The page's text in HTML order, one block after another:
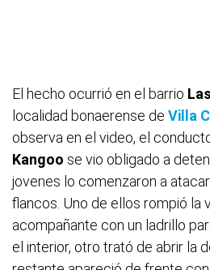
El hecho ocurrió en el barrio
localidad bonaerense de Villa
observa en el video, el
Kangoo se vio obligado a
jovenes lo comenzaron a
flancos. Uno de ellos rompió la
acompañante con un ladrillo
el interior, otro trató de abrir la